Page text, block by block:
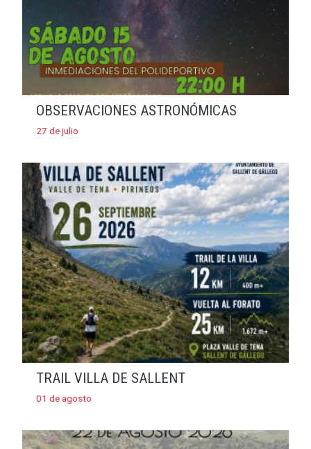
OBSERVACIONES ASTRONÓMICAS
27 de julio
TRAIL VILLA DE SALLENT
01 de agosto